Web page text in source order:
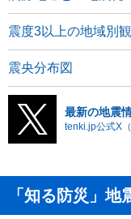
震度3以上の地域別
震央分布図
最新の地震
tenki.jp公式X
「知る防災」地